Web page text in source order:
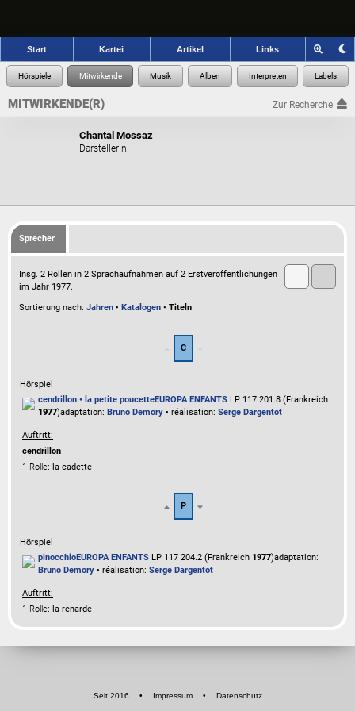
Start Kartei Artikel Links
MITWIRKENDE(R) Zur Recherche
Chantal Mossaz
Darstellerin.
Sprecher
Insg. 2 Rollen in 2 Sprachaufnahmen auf 2 Erstveröffentlichungen
im Jahr 1977.
Sortierung nach: Jahren • Katalogen • Titeln
C
Hörspiel
cendrillon • la petite poucetteEUROPA ENFANTS LP 117 201.8 (Frankreich
1977)adaptation: Bruno Demory • réalisation: Serge Dargentot
Auftritt:
cendrillon
1 Rolle: la cadette
P
Hörspiel
pinocchioEUROPA ENFANTS LP 117 204.2 (Frankreich 1977)adaptation:
Bruno Demory • réalisation: Serge Dargentot
Auftritt:
1 Rolle: la renarde
Seit 2016 • Impressum • Datenschutz